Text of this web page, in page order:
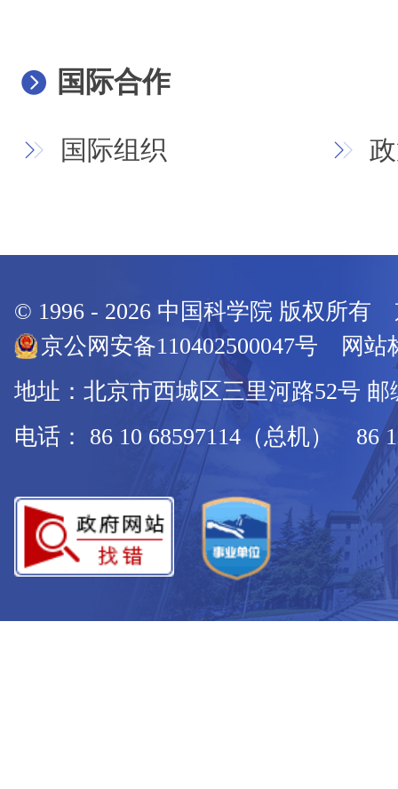
国际合作
国际组织
© 1996 - 2026 中国科学院 版权所有
京公网安备110402500047号 网站
地址：北京市西城区三里河路52号 邮
电话： 86 10 68597114（总机） 86